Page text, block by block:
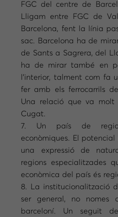
FGC del centre de
Lligam entre FGC de
Barcelona, fent la línia
sac. Barcelona ha de
de Sants a Sagrera, del
ha de mirar també en
l’interior, talment com fa
fer amb els ferrocarrils
Una relació que va molt
Cugat.
7. Un país de
econòmiques. El
una expressió de
regions especialitzades
econòmica del país és
8. La institucionalització
ser general, no nomes
barceloní. Un seguit